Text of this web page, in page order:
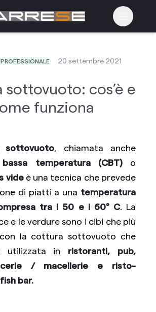
Apri il
20 settembre 2021
cos’è e
funziona
sottovuoto , chiamata anche
temperatura (CBT)o
videè una tecnica che prevede
di piatti a una temperatura
tra i 50 e i 60° C. La
e le verdure sono i cibi che più
la cottura sottovuoto che
utilizzata in ristoranti, pub,
/ macellerie e risto-
bar.